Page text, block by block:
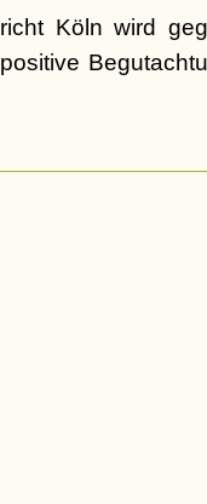
Köln wird